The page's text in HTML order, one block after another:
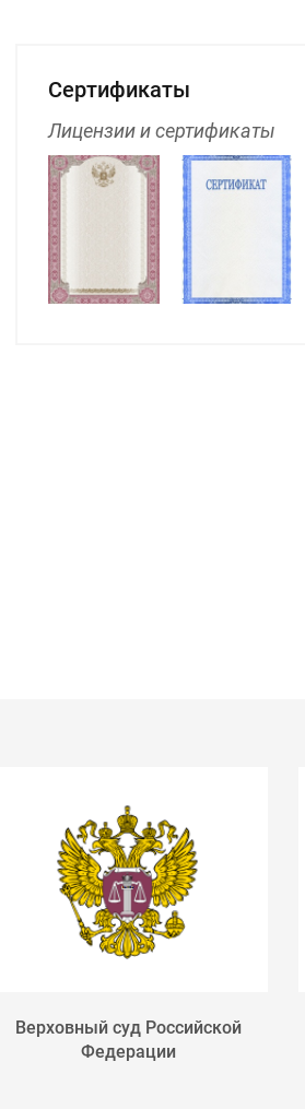
Сертификаты
Лицензии и сертификаты
Верховный суд Российской
Федерации